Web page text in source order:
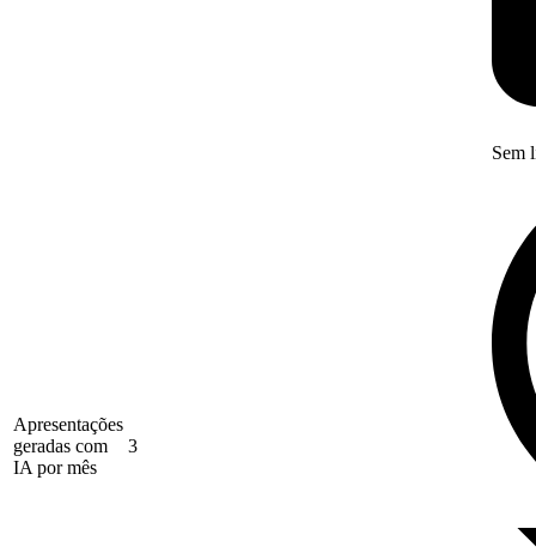
Apresentações
geradas com
IA por mês
3
Sem